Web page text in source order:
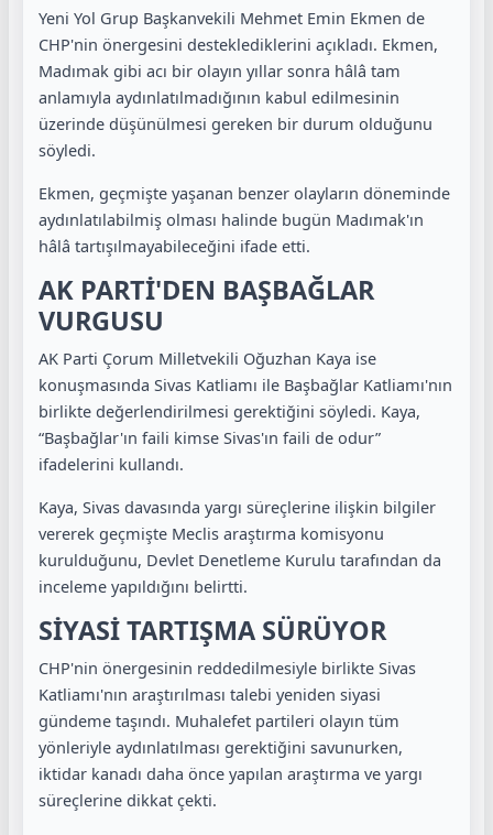
Yeni Yol Grup Başkanvekili Mehmet Emin Ekmen de
CHP'nin önergesini desteklediklerini açıkladı. Ekmen,
Madımak gibi acı bir olayın yıllar sonra hâlâ tam
anlamıyla aydınlatılmadığının kabul edilmesinin
üzerinde düşünülmesi gereken bir durum olduğunu
söyledi.
Ekmen, geçmişte yaşanan benzer olayların döneminde
aydınlatılabilmiş olması halinde bugün Madımak'ın
hâlâ tartışılmayabileceğini ifade etti.
AK PARTİ'DEN BAŞBAĞLAR
VURGUSU
AK Parti Çorum Milletvekili Oğuzhan Kaya ise
konuşmasında Sivas Katliamı ile Başbağlar Katliamı'nın
birlikte değerlendirilmesi gerektiğini söyledi. Kaya,
“Başbağlar'ın faili kimse Sivas'ın faili de odur”
ifadelerini kullandı.
Kaya, Sivas davasında yargı süreçlerine ilişkin bilgiler
vererek geçmişte Meclis araştırma komisyonu
kurulduğunu, Devlet Denetleme Kurulu tarafından da
inceleme yapıldığını belirtti.
SİYASİ TARTIŞMA SÜRÜYOR
CHP'nin önergesinin reddedilmesiyle birlikte Sivas
Katliamı'nın araştırılması talebi yeniden siyasi
gündeme taşındı. Muhalefet partileri olayın tüm
yönleriyle aydınlatılması gerektiğini savunurken,
iktidar kanadı daha önce yapılan araştırma ve yargı
süreçlerine dikkat çekti.